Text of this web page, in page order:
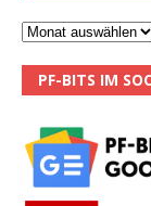
PF-BITS IM